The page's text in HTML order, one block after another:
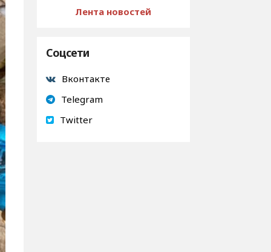
Лента новостей
Соцсети
Вконтакте
Telegram
Twitter